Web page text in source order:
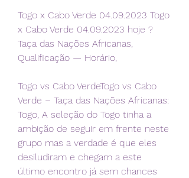
Togo x Cabo Verde 04.09.2023 Togo
x Cabo Verde 04.09.2023 hoje ?
Taça das Nações Africanas,
Qualificação — Horário,
Togo vs Cabo VerdeTogo vs Cabo
Verde – Taça das Nações Africanas:
Togo, A seleção do Togo tinha a
ambição de seguir em frente neste
grupo mas a verdade é que eles
desiludiram e chegam a este
último encontro já sem chances